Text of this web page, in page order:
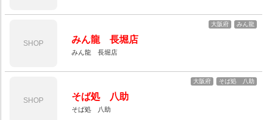
SHOP
大阪府 みん龍
みん龍 長堀店
みん龍 長堀店
SHOP
大阪府 そば処 八助
そば処 八助
そば処 八助